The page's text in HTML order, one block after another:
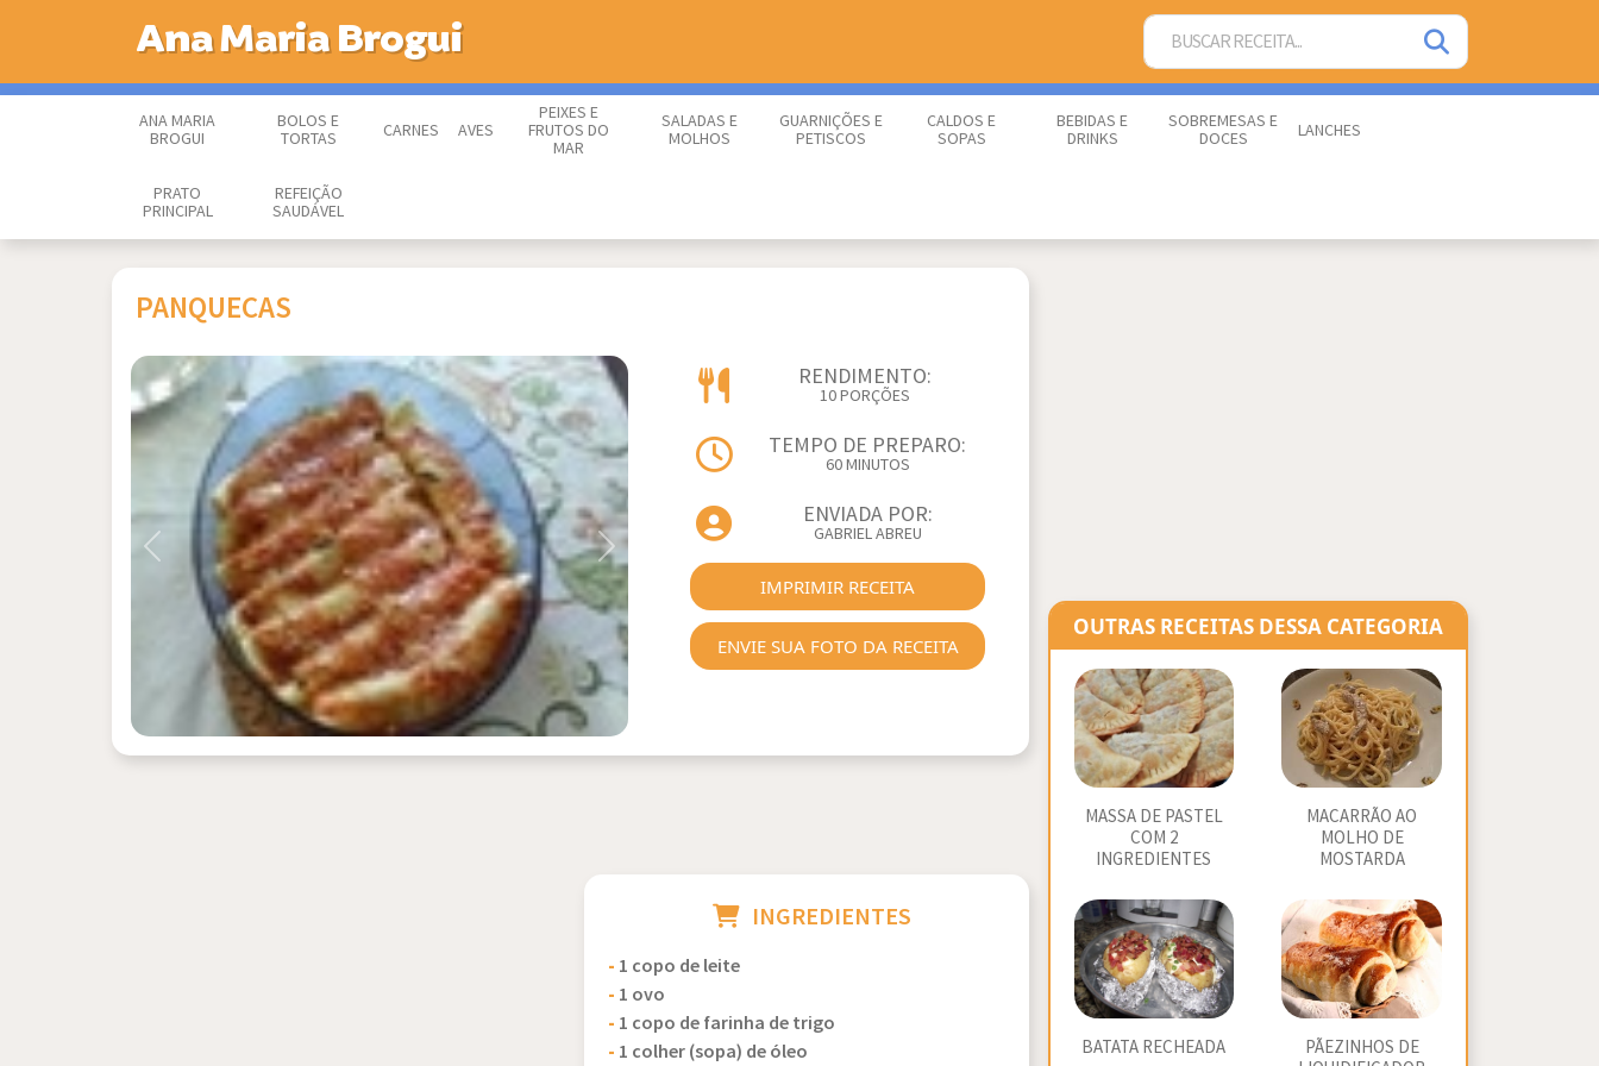
Ana Maria Brogui
ANA MARIA
BROGUI
BOLOS E
TORTAS
CARNES AVES
PEIXES E
FRUTOS DO
MAR
SALADAS E
MOLHOS
GUARNIÇÕES E
PETISCOS
CALDOS E
SOPAS
BEBIDAS E
DRINKS
SOBREMESAS E
DOCES
LANCHES
PRATO
PRINCIPAL
REFEIÇÃO
SAUDÁVEL
PANQUECAS
Previous Next
RENDIMENTO:
10 PORÇÕES
TEMPO DE PREPARO:
60 MINUTOS
ENVIADA POR:
GABRIEL ABREU
IMPRIMIR RECEITA
ENVIE SUA FOTO DA RECEITA
INGREDIENTES
- 1 copo de leite
- 1 ovo
- 1 copo de farinha de trigo
- 1 colher (sopa) de óleo
OUTRAS RECEITAS DESSA CATEGORIA
MASSA DE PASTEL
COM 2
INGREDIENTES
MACARRÃO AO
MOLHO DE
MOSTARDA
BATATA RECHEADA
PÃEZINHOS DE